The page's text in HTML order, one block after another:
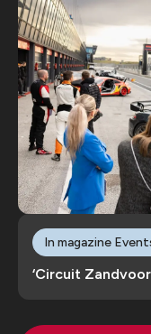
‘Circuit
In magazine